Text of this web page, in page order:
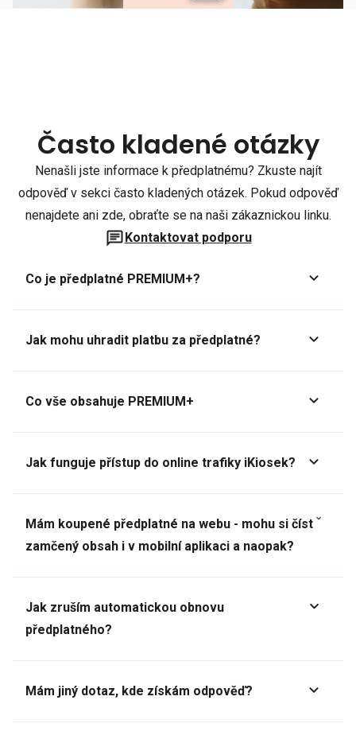
Často kladené otázky
Nenašli jste informace k předplatnému? Zkuste najít
odpověď v sekci často kladených otázek. Pokud odpověď
nenajdete ani zde, obraťte se na naši zákaznickou linku.
Kontaktovat podporu
Co je předplatné PREMIUM+?
Jak mohu uhradit platbu za předplatné?
Co vše obsahuje PREMIUM+
Jak funguje přístup do online trafiky iKiosek?
Mám koupené předplatné na webu - mohu si číst
zamčený obsah i v mobilní aplikaci a naopak?
Jak zruším automatickou obnovu
předplatného?
Mám jiný dotaz, kde získám odpověď?